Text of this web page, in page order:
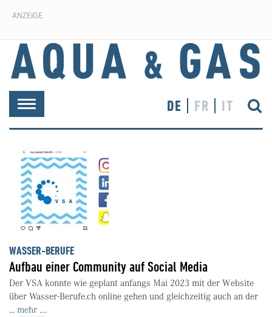
ANZEIGE
Toggle
navigation
DE FR IT
WASSER-BERUFE
Aufbau einer Community auf Social Media
Der VSA konnte wie geplant anfangs Mai 2023 mit der Website
über Wasser-Berufe.ch online gehen und gleichzeitig auch an der
... mehr ....